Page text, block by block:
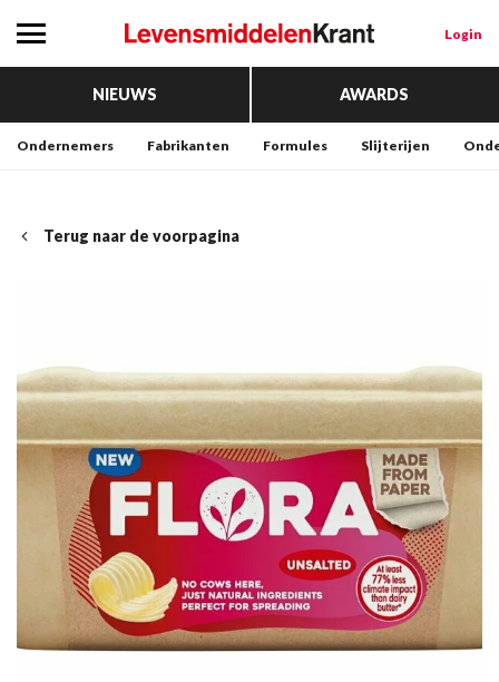
Login
NIEUWS AWARDS
Ondernemers Fabrikanten Formules Slijterijen
Terug naar de voorpagina